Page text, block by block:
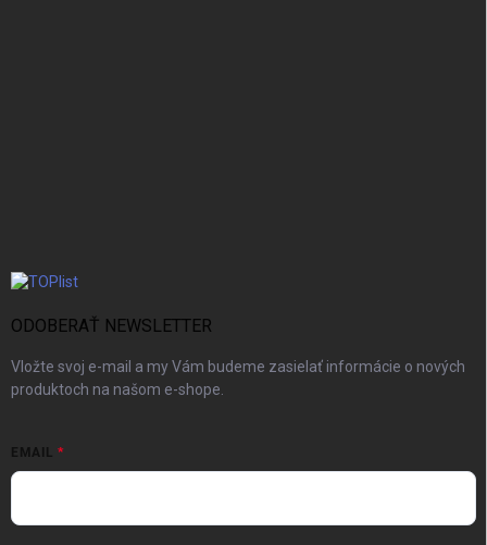
ODOBERAŤ NEWSLETTER
Vložte svoj e-mail a my Vám budeme zasielať informácie o nových
produktoch na našom e-shope.
EMAIL